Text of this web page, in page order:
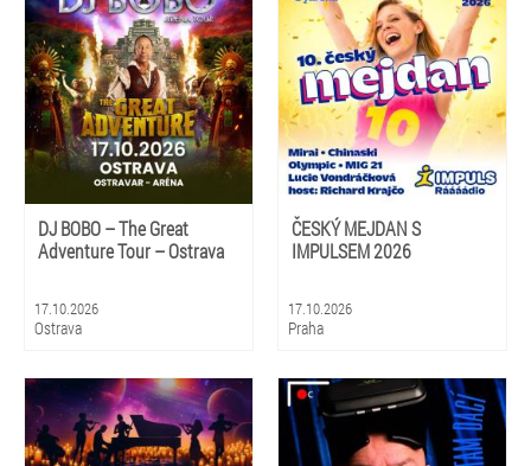
DJ BOBO – The Great
Adventure Tour – Ostrava
17.10.2026
Ostrava
ČESKÝ MEJDAN S
IMPULSEM 2026
17.10.2026
Praha